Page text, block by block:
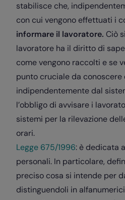
stabilisce che,
con cui vengono effettuati i
informare il lavoratore. Ciò
lavoratore ha il diritto di
come vengono raccolti e se
punto cruciale da conoscere
indipendentemente dal
l’obbligo di avvisare i
sistemi per la rilevazione
orari.
Legge 675/1996: è dedicata
personali. In particolare,
preciso cosa si intende per
distinguendoli in